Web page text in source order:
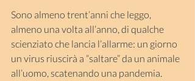
Sono almeno trent’anni che leggo,
almeno una volta all’anno, di qualche
scienziato che lancia l’allarme: un giorno
un virus riuscirà a “saltare” da un animale
all’uomo, scatenando una pandemia.